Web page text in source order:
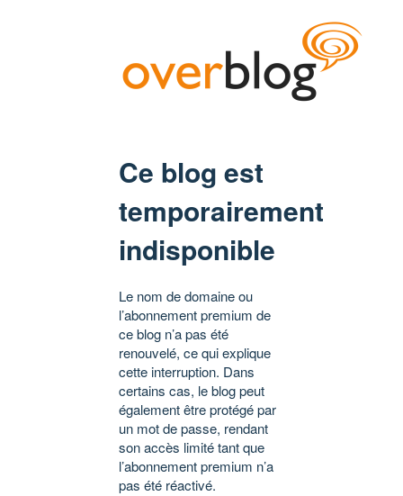
Ce blog est
temporairement
indisponible
Le nom de domaine ou
l’abonnement premium de
ce blog n’a pas été
renouvelé, ce qui explique
cette interruption. Dans
certains cas, le blog peut
également être protégé par
un mot de passe, rendant
son accès limité tant que
l’abonnement premium n’a
pas été réactivé.